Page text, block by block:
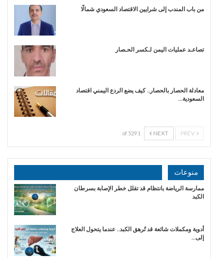
من باب المندب إلى شرايين الاقتصاد السعودي شمالًا
تصاعـد عمليات اليمن لـكسر الحـصار
معادلة الحصار بالحصار.. كيف يضع الردع اليمني اقتصاد
السعودية…
NEXT
1 of 529
منوعات
ممارسة الرياضة بانتظام قد تقلل خطر الإصابة بسرطان
الكبد
أدوية ومكملات شائعة قد تُرهق الكبد.. عندما يتحول العلاج
إلى…